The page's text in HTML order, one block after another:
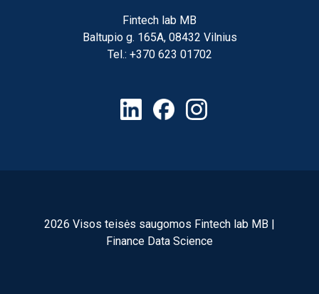
Fintech lab MB
Baltupio g. 165A, 08432 Vilnius
Tel.: +370 623 01702
2026 Visos teisės saugomos Fintech lab MB |
Finance Data Science